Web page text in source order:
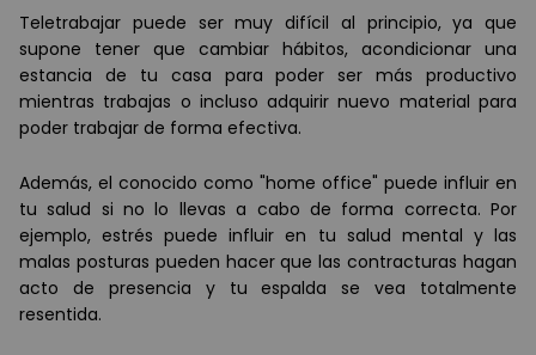
Teletrabajar puede ser muy difícil al principio, ya que
supone tener que cambiar hábitos, acondicionar una
estancia de tu casa para poder ser más productivo
mientras trabajas o incluso adquirir nuevo material para
poder trabajar de forma efectiva.
Además, el conocido como "home office" puede influir en
tu salud si no lo llevas a cabo de forma correcta. Por
ejemplo, estrés puede influir en tu salud mental y las
malas posturas pueden hacer que las contracturas hagan
acto de presencia y tu espalda se vea totalmente
resentida.